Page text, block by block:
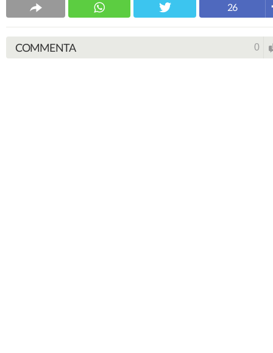
26
COMMENTA 0